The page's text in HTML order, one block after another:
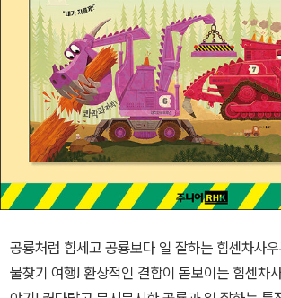
공룡처럼 힘세고 공룡보다 일 잘하는 힘센차사
물찾기 여행! 환상적인 결합이 돋보이는 힘센차사우루스 두 번째 이